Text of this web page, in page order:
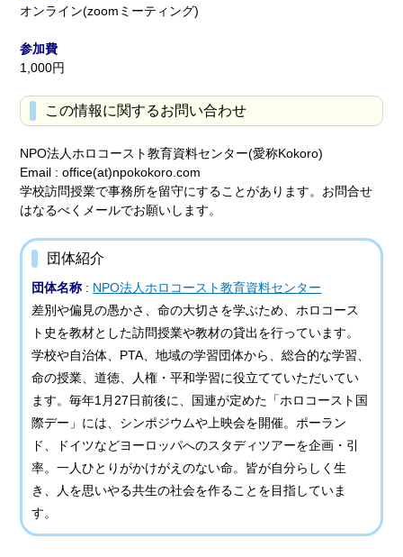
オンライン(zoomミーティング)
参加費
1,000円
この情報に関するお問い合わせ
NPO法人ホロコースト教育資料センター(愛称Kokoro)
Email : office(at)npokokoro.com
学校訪問授業で事務所を留守にすることがあります。お問合せ
はなるべくメールでお願いします。
団体紹介
団体名称 : NPO法人ホロコースト教育資料センター
差別や偏見の愚かさ、命の大切さを学ぶため、ホロコース
ト史を教材とした訪問授業や教材の貸出を行っています。
学校や自治体、PTA、地域の学習団体から、総合的な学習、
命の授業、道徳、人権・平和学習に役立てていただいてい
ます。毎年1月27日前後に、国連が定めた「ホロコースト国
際デー」には、シンポジウムや上映会を開催。ポーラン
ド、ドイツなどヨーロッパへのスタディツアーを企画・引
率。一人ひとりがかけがえのない命。皆が自分らしく生
き、人を思いやる共生の社会を作ることを目指していま
す。